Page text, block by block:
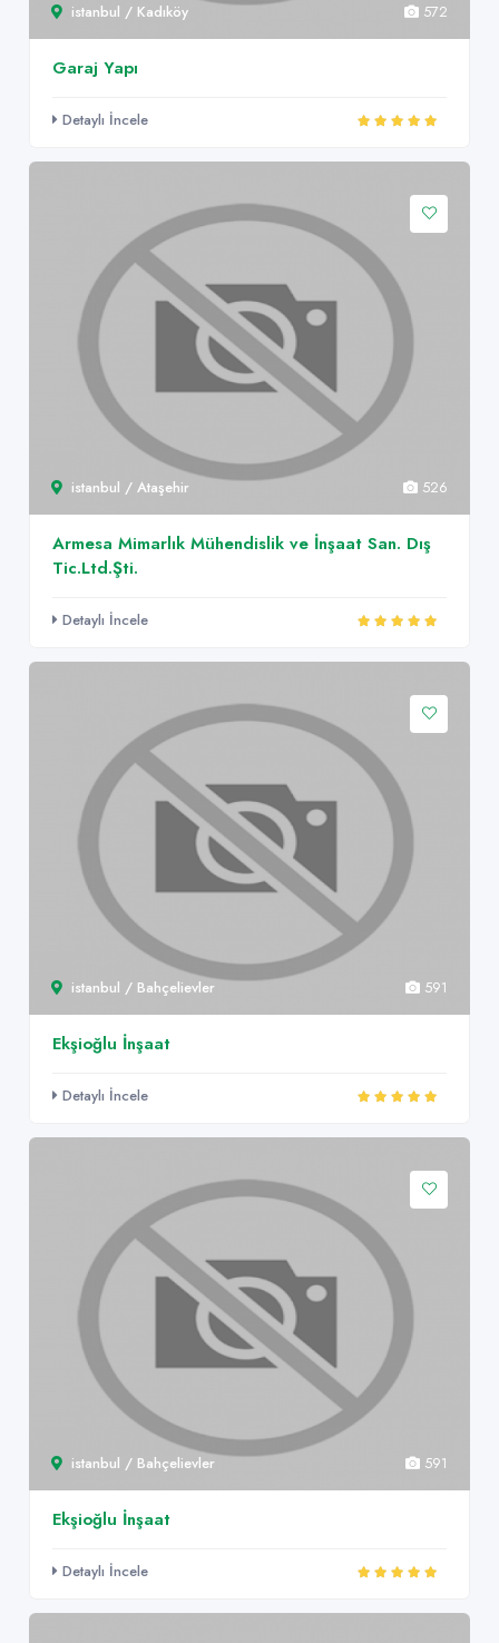
istanbul / Kadıköy 572
Garaj Yapı
Detaylı İncele
istanbul / Ataşehir 526
Armesa Mimarlık Mühendislik ve İnşaat San. Dış
Tic.Ltd.Şti.
Detaylı İncele
istanbul / Bahçelievler 591
Ekşioğlu İnşaat
Detaylı İncele
istanbul / Bahçelievler 591
Ekşioğlu İnşaat
Detaylı İncele